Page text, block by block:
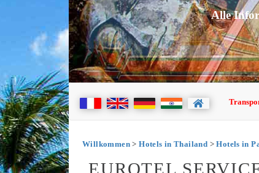
Alle
Willkommen>Hotels in Thailand >Hotels in
EUROTEL